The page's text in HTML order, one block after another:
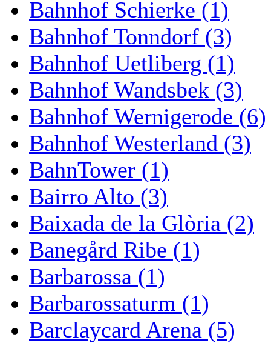
Bahnhof Schierke (1)
Bahnhof Tonndorf (3)
Bahnhof Uetliberg (1)
Bahnhof Wandsbek (3)
Bahnhof Wernigerode (6)
Bahnhof Westerland (3)
BahnTower (1)
Bairro Alto (3)
Baixada de la Glòria (2)
Banegård Ribe (1)
Barbarossa (1)
Barbarossaturm (1)
Barclaycard Arena (5)